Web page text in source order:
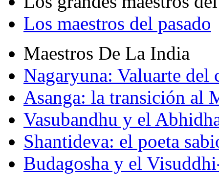
Los maestros del pasado
Maestros De La India
Nagaryuna: Valuarte del
Asanga: la transición al
Vasubandhu y el
Shantideva: el poeta
Budagosha y el